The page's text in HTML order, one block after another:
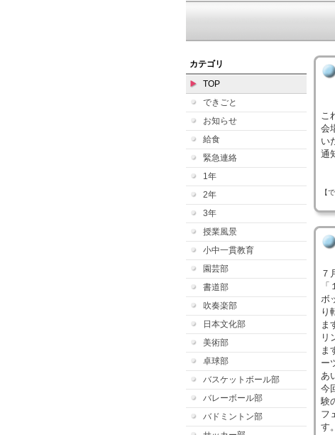
カテゴリ
TOP
できごと
お知らせ
給食
緊急連絡
1年
2年
3年
授業風景
小中一貫教育
園芸部
書道部
吹奏楽部
日本文化部
美術部
卓球部
バスケットボール部
バレーボール部
バドミントン部
こ
会
い
通
【
７
ボ
り
ま
リ
ま
ー
あ
今
験
フ
す。